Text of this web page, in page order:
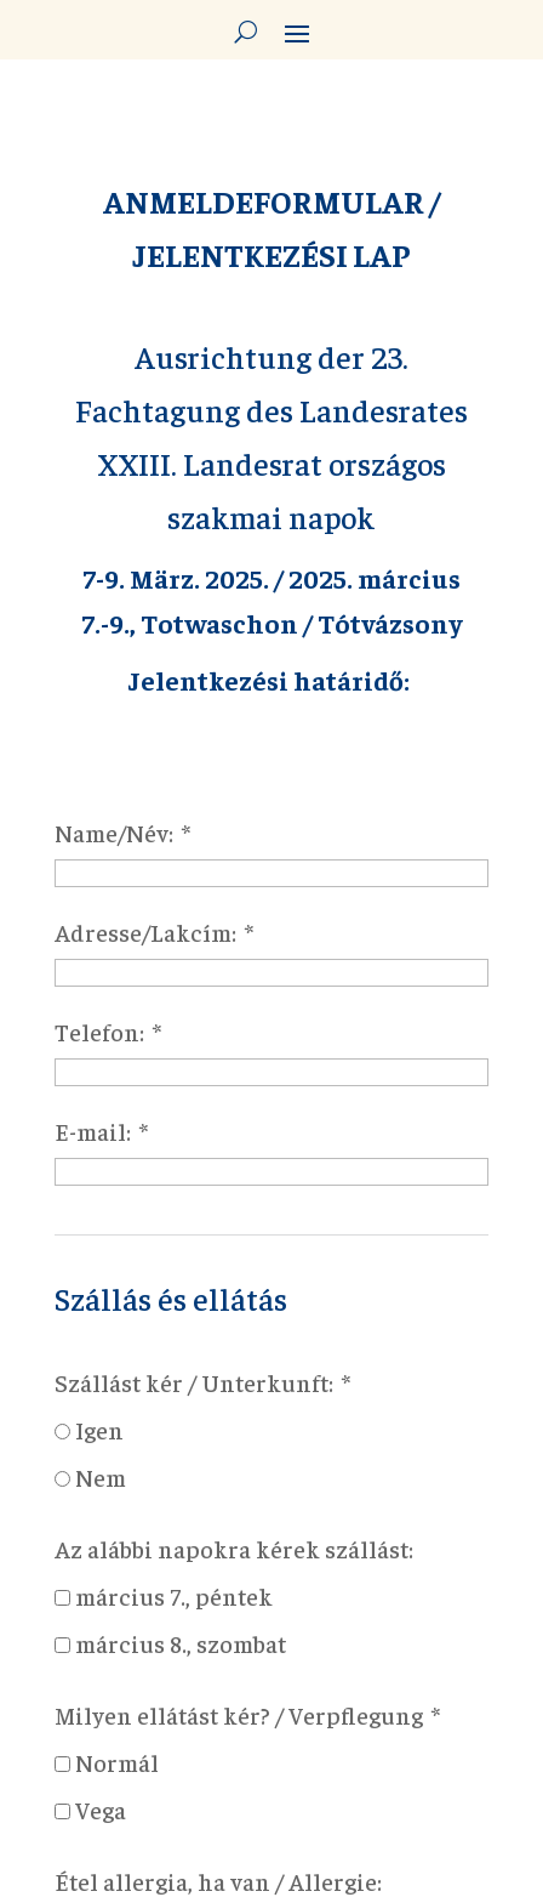
ANMELDEFORMULAR /
JELENTKEZÉSI LAP
Ausrichtung der 23.
Fachtagung des Landesrates
XXIII. Landesrat országos
szakmai napok
7-9. März. 2025. / 2025. március
7.-9., Totwaschon / Tótvázsony
Jelentkezési határidő:
Name/Név:
Adresse/Lakcím:
Telefon:
E-mail:
Szállás és ellátás
Szállást kér / Unterkunft:
Igen
Nem
Az alábbi napokra kérek szállást:
március 7., péntek
március 8., szombat
Milyen ellátást kér? / Verpflegung
Normál
Vega
Étel allergia, ha van / Allergie: